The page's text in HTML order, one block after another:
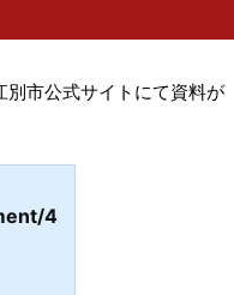
市公式サイトにて資料が
4